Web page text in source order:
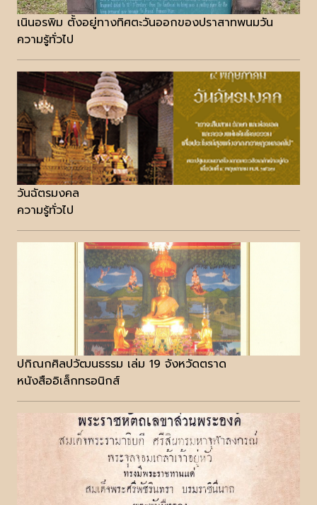
เนินอรพิม ตั้งอยู่ทางทิศตะวันออกของปราสาทพนมวัน
ความรู้ทั่วไป
วันฉัตรมงคล
ความรู้ทั่วไป
ปกิณกศิลปวัฒนธรรม เล่ม 19 จังหวัดตราด
หนังสืออิเล็กทรอนิกส์